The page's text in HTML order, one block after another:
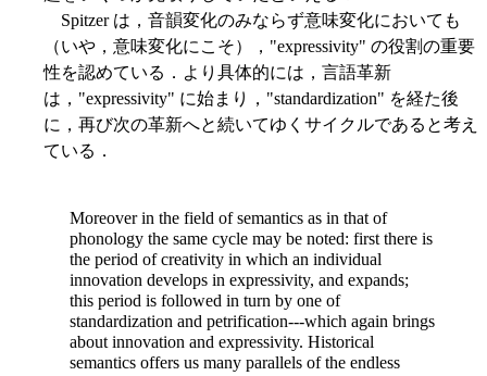
Spitzer は，音韻変化のみならず意味変化においても
（いや，意味変化にこそ），"expressivity" の役割の重要
性を認めている．より具体的には，言語革新
は，"expressivity" に始まり，"standardization" を経た後
に，再び次の革新へと続いてゆくサイクルであると考え
ている．
Moreover in the field of semantics as in that of
phonology the same cycle may be noted: first there is
the period of creativity in which an individual
innovation develops in expressivity, and expands;
this period is followed in turn by one of
standardization and petrification---which again brings
about innovation and expressivity. Historical
semantics offers us many parallels of the endless